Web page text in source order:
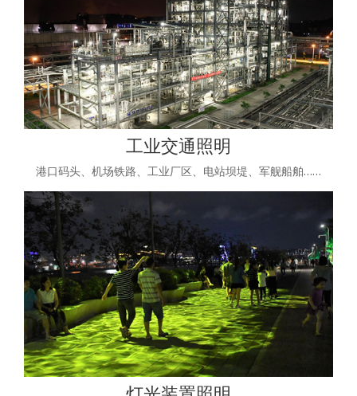
工业交通照明
港口码头、机场铁路、工业厂区、电站坝堤、军舰船舶……